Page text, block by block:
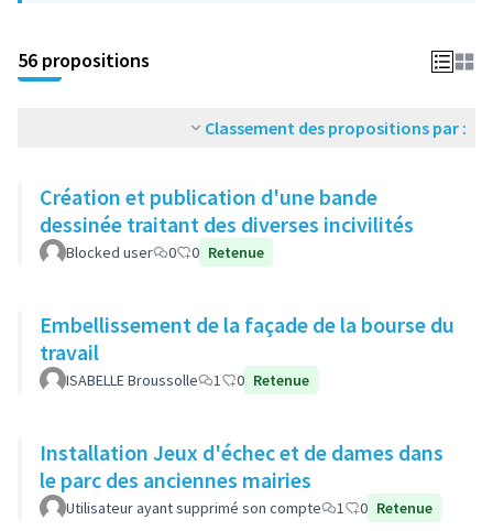
56 propositions
Classement des propositions par :
Création et publication d'une bande
dessinée traitant des diverses incivilités
Blocked user 0 0 Retenue
Embellissement de la façade de la bourse du
travail
ISABELLE Broussolle 1 0 Retenue
Installation Jeux d'échec et de dames dans
le parc des anciennes mairies
Utilisateur ayant supprimé son compte 1 0 Retenue